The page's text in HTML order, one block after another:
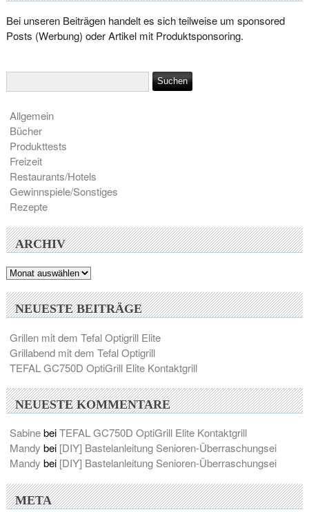
Bei unseren Beiträgen handelt es sich teilweise um sponsored
Posts (Werbung) oder Artikel mit Produktsponsoring.
Allgemein
Bücher
Produkttests
Freizeit
Restaurants/Hotels
Gewinnspiele/Sonstiges
Rezepte
ARCHIV
Archiv
NEUESTE BEITRÄGE
Grillen mit dem Tefal Optigrill Elite
Grillabend mit dem Tefal Optigrill
TEFAL GC750D OptiGrill Elite Kontaktgrill
NEUESTE KOMMENTARE
SabinebeiTEFAL GC750D OptiGrill Elite Kontaktgrill
Mandy bei [DIY] Bastelanleitung Senioren-Überraschungsei
Mandy bei [DIY] Bastelanleitung Senioren-Überraschungsei
META